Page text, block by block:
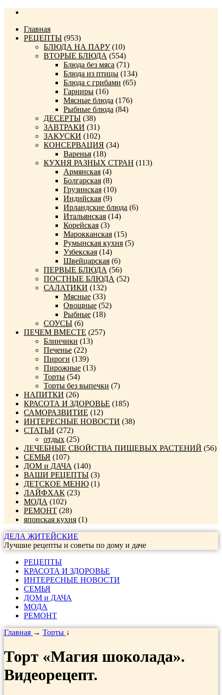
Главная
РЕЦЕПТЫ (953)
БЛЮДА НА ПАРУ(10)
ВТОРЫЕ БЛЮДА (554)
Блюда без мяса (71)
Блюда из птицы (134)
Блюда с грибами (65)
Гарниры (16)
Мясные блюда (176)
Рыбные блюда (84)
ДЕСЕРТЫ (38)
ЗАВТРАКИ (31)
ЗАКУСКИ (102)
КОНСЕРВАЦИЯ (34)
Варенья (18)
КУХНЯ РАЗНЫХ СТРАН (113)
Армянская (4)
Болгарская (8)
Грузинская (10)
Индийская (9)
Ирландские блюда (6)
Итальянская (14)
Корейская (3)
Марокканская (15)
Румынская кухня (5)
Узбекская (14)
Швейцарская (6)
ПЕРВЫЕ БЛЮДА (56)
ПОСТНЫЕ БЛЮДА (52)
САЛАТИКИ (132)
Мясные (33)
Овощные (52)
Рыбные (18)
СОУСЫ (6)
ПЕЧЕМ ВМЕСТЕ (257)
Блинчики (13)
Печенье (22)
Пироги (139)
Пирожные (13)
Торты (54)
Торты без выпечки (7)
НАПИТКИ (26)
КРАСОТА И ЗДОРОВЬЕ (185)
САМОРАЗВИТИЕ (12)
ИНТЕРЕСНЫЕ НОВОСТИ (38)
СТАТЬИ (272)
отдых (25)
ЛЕЧЕБНЫЕ СВОЙСТВА ПИЩЕВЫХ РАСТЕНИЙ (56)
СЕМЬЯ (107)
ДОМ и ДАЧА (140)
ВАШИ РЕЦЕПТЫ (3)
ДЕТСКОЕ МЕНЮ (1)
ЛАЙФХАК (23)
МОДА (102)
РЕМОНТ (28)
японская кухня (1)
ДЕЛА ЖИТЕЙСКИЕ
Лучшие рецепты и советы по дому и даче
РЕЦЕПТЫ
КРАСОТА И ЗДОРОВЬЕ
ИНТЕРЕСНЫЕ НОВОСТИ
СЕМЬЯ
ДОМ и ДАЧА
МОДА
РЕМОНТ
Главная → Торты ↓
Торт «Магия шоколада».
Видеорецепт.